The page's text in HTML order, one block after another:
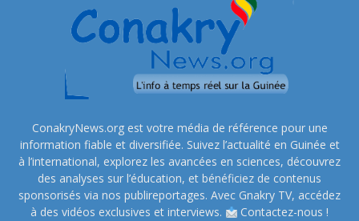
ConakryNews.org est votre média de référence pour une
information fiable et diversifiée. Suivez l’actualité en Guinée et
à l’international, explorez les avancées en sciences, découvrez
des analyses sur l’éducation, et bénéficiez de contenus
sponsorisés via nos publireportages. Avec Gnakry TV, accédez
à des vidéos exclusives et interviews.
Contactez-nous !